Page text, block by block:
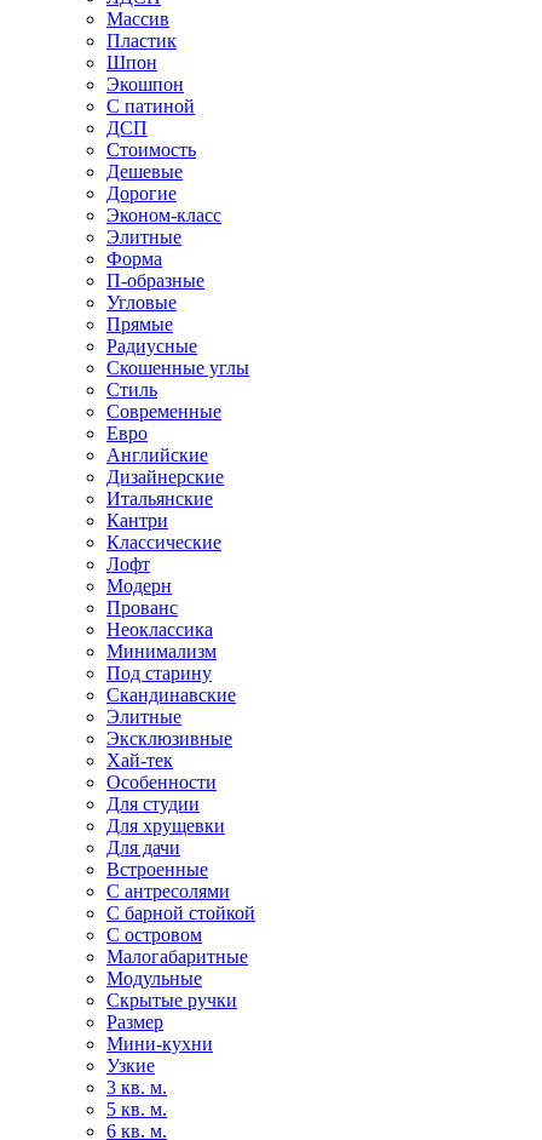
Массив
Пластик
Шпон
Экошпон
С патиной
ДСП
Стоимость
Дешевые
Дорогие
Эконом-класс
Элитные
Форма
П-образные
Угловые
Прямые
Радиусные
Скошенные углы
Стиль
Современные
Евро
Английские
Дизайнерские
Итальянские
Кантри
Классические
Лофт
Модерн
Прованс
Неоклассика
Минимализм
Под старину
Скандинавские
Элитные
Эксклюзивные
Хай-тек
Особенности
Для студии
Для хрущевки
Для дачи
Встроенные
С антресолями
С барной стойкой
С островом
Малогабаритные
Модульные
Скрытые ручки
Размер
Мини-кухни
Узкие
3 кв. м.
5 кв. м.
6 кв. м.